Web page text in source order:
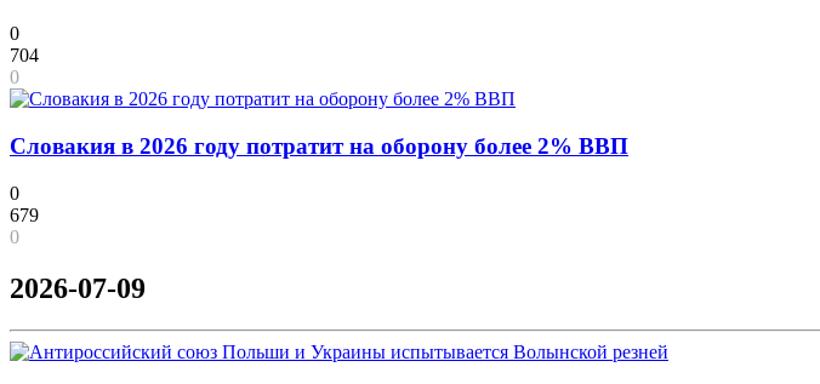
0
704
0
Словакия в 2026 году потратит на оборону более 2% ВВП
0
679
0
2026-07-09